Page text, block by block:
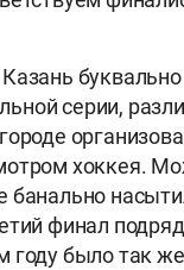
серии,
хоккея.
банально
финал
году было так